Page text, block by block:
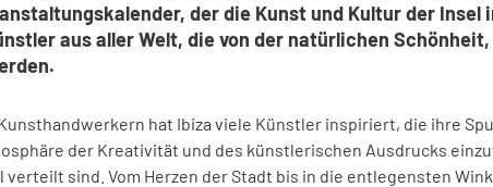
der die Kunst und Kultur der
aus aller Welt, die von der natürlichen
hat Ibiza viele Künstler inspiriert, die ihre
der Kreativität und des künstlerischen Ausdrucks
verteilt sind. Vom Herzen der Stadt bis in die entlegensten